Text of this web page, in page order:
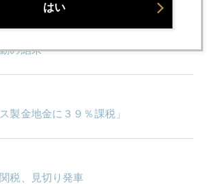
の結末
製金地金に３９％課税」
税、見切り発車
はい